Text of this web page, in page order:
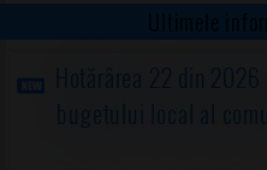
Ultimele
Hotărârea 22 din 2026
bugetului local al